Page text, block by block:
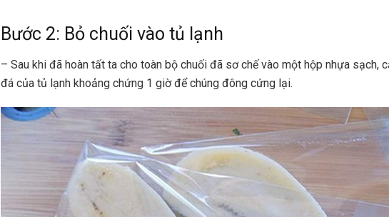
Bước 2: Bỏ chuối vào tủ lạnh
– Sau khi đã hoàn tất ta cho toàn bộ chuối đã sơ chế vào một hộp nhựa sạch,
đá của tủ lạnh khoảng chứng 1 giờ để chúng đông cứng lại.